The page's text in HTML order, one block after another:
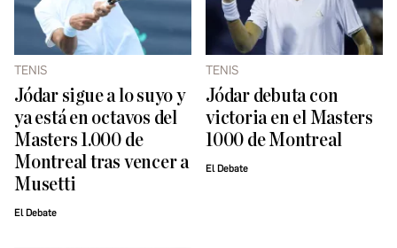
TENIS
Jódar sigue a lo suyo y
ya está en octavos del
Masters 1.000 de
Montreal tras vencer a
Musetti
El Debate
TENIS
Jódar debuta con
victoria en el Masters
1000 de Montreal
El Debate